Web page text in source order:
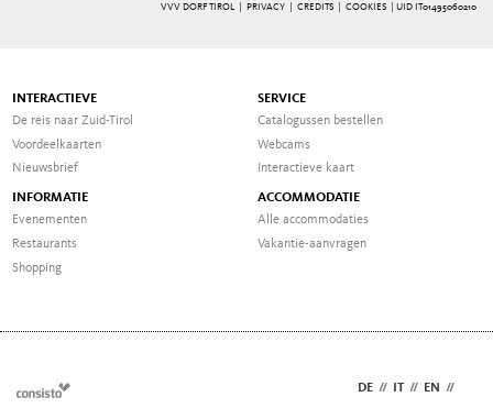
VVV DORF TIROL | PRIVACY| CREDITS| COOKIES | UID IT01495060210
INTERACTIEVE
De reis naar Zuid-Tirol
Voordeelkaarten
Nieuwsbrief
SERVICE
Catalogussen bestellen
Webcams
Interactieve kaart
INFORMATIE
Evenementen
Restaurants
Shopping
ACCOMMODATIE
Alle accommodaties
Vakantie-aanvragen
DE // IT // EN //